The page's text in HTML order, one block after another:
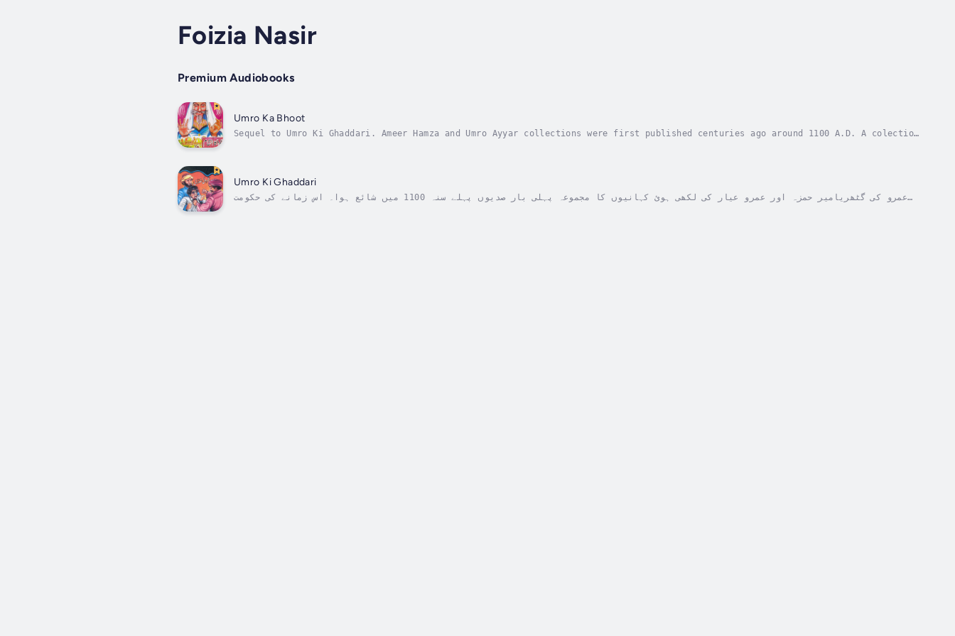
Foizia Nasir
Premium Audiobooks
Umro Ka Bhoot
Sequel to Umro Ki Ghaddari. Ameer Hamza and Umro Ayyar collections were first published centuries ago around 1100 A.D. A colection
Umro Ki Ghaddari
عمرو کی گٹھریامیر حمزہ اور عمرو عیار کی لکھی ہوئ کہانیوں کا مجموعہ پہلی بار صدیوں پہلے سنہ 1100 میں شائع ہوا۔ اس زمانے کی حکومت